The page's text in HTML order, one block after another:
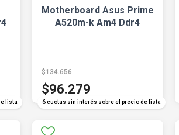
lista
Motherboard Asus Prime
A520m-k Am4 Ddr4
6 cuotas sin interés sobre el precio de lista
$134.656
$96.279